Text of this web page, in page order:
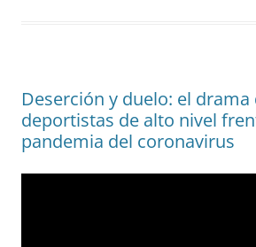
Deserción y duelo: el drama
deportistas de alto nivel
pandemia del coronavirus